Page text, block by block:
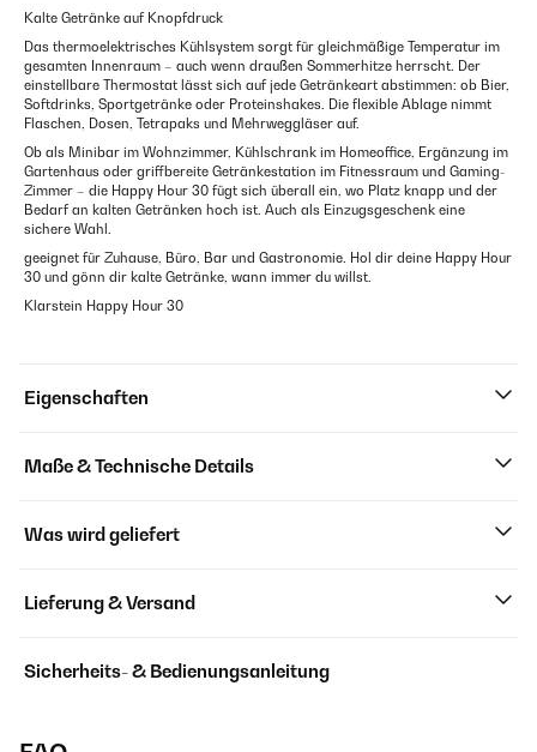
Kalte Getränke auf Knopfdruck
Das thermoelektrisches Kühlsystem sorgt für gleichmäßige Temperatur im
gesamten Innenraum – auch wenn draußen Sommerhitze herrscht. Der
einstellbare Thermostat lässt sich auf jede Getränkeart abstimmen: ob Bier,
Softdrinks, Sportgetränke oder Proteinshakes. Die flexible Ablage nimmt
Flaschen, Dosen, Tetrapaks und Mehrweggläser auf.
Ob als Minibar im Wohnzimmer, Kühlschrank im Homeoffice, Ergänzung im
Gartenhaus oder griffbereite Getränkestation im Fitnessraum und Gaming-
Zimmer – die Happy Hour 30 fügt sich überall ein, wo Platz knapp und der
Bedarf an kalten Getränken hoch ist. Auch als Einzugsgeschenk eine
sichere Wahl.
geeignet für Zuhause, Büro, Bar und Gastronomie. Hol dir deine Happy Hour
30 und gönn dir kalte Getränke, wann immer du willst.
Klarstein Happy Hour 30
Eigenschaften
Maße & Technische Details
Was wird geliefert
Lieferung & Versand
Sicherheits- & Bedienungsanleitung